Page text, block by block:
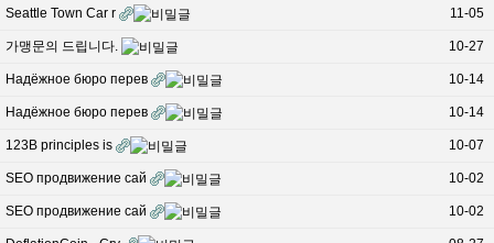
Seattle Town Car r 11-05
가맹문의 드립니다. 10-27
Надёжное бюро перев 10-14
Надёжное бюро перев 10-14
123B principles is 10-07
SEO продвижение сай 10-02
SEO продвижение сай 10-02